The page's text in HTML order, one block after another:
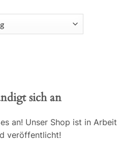
sich an
an! Unser Shop ist in Arbeit
veröffentlicht!